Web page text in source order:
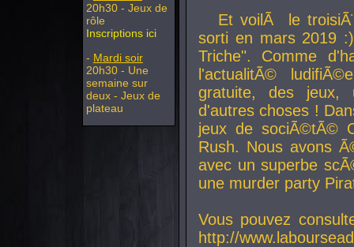
20h30 - Jeux de
rôle
Inscriptions ici
- Mardi soir
20h30 - Une
semaine sur
deux - Jeux de
plateau
Et voilÃ le
sorti en mars 2019
Triche". Comme
l'actualitÃ©
gratuite, des jeux,
d'autres choses !
jeux de sociÃ©tÃ©
Rush. Nous avons
avec un superbe
une murder party
Vous pouvez
http://